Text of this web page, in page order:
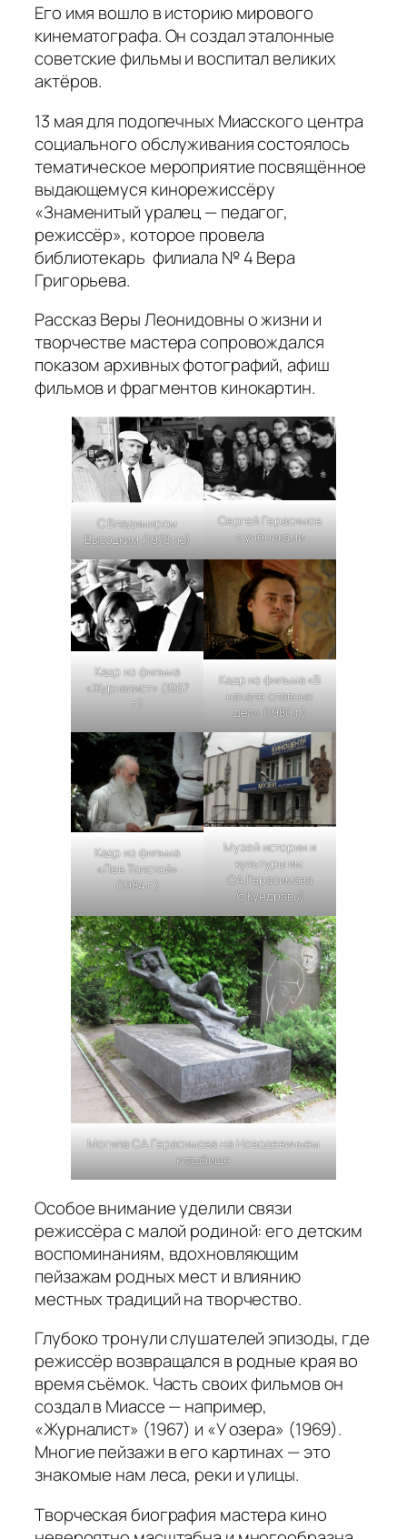
Его имя вошло в историю мирового
кинематографа. Он создал эталонные
советские фильмы и воспитал великих
актёров.
13 мая для подопечных Миасского центра
социального обслуживания состоялось
тематическое мероприятие посвящённое
выдающемуся кинорежиссёру
«Знаменитый уралец — педагог,
режиссёр», которое провела
библиотекарь филиала № 4 Вера
Григорьева.
Рассказ Веры Леонидовны о жизни и
творчестве мастера сопровождался
показом архивных фотографий, афиш
фильмов и фрагментов кинокартин.
С Владимиром
Высоцким (1978 гю)
Сергей Герасимов
с учениками
Кадр из фильма
«Журналист» (1967
г.)
Кадр из фильма «В
начале славных
дел» (1980 г.)
Кадр из фильма
«Лев Толстой»
(1984 г.)
Музей истории и
культуры им.
С.А.Герасимова
(с.Кундравы)
Могила С.А.Герасимова на Новодевичьем
кладбище
Особое внимание уделили связи
режиссёра с малой родиной: его детским
воспоминаниям, вдохновляющим
пейзажам родных мест и влиянию
местных традиций на творчество.
Глубоко тронули слушателей эпизоды, где
режиссёр возвращался в родные края во
время съёмок. Часть своих фильмов он
создал в Миассе — например,
«Журналист» (1967) и «У озера» (1969).
Многие пейзажи в его картинах — это
знакомые нам леса, реки и улицы.
Творческая биография мастера кино